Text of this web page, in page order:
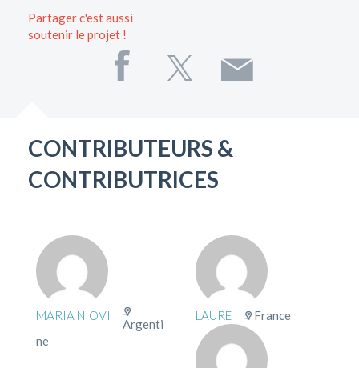
Partager c'est aussi
soutenir le projet !
CONTRIBUTEURS &
CONTRIBUTRICES
MARIA NIOVI
Argenti
ne
LAURE France